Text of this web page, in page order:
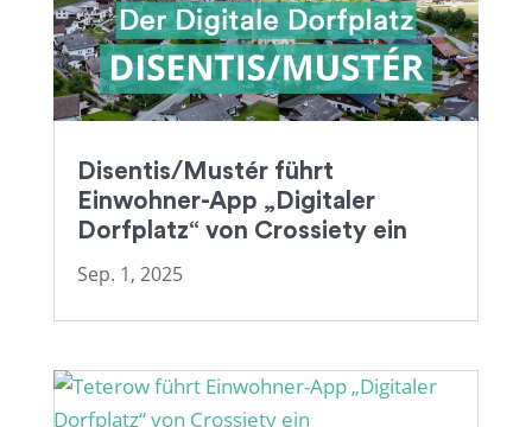
Disentis/Mustér führt
Einwohner-App „Digitaler
Dorfplatz“ von Crossiety ein
Sep. 1, 2025